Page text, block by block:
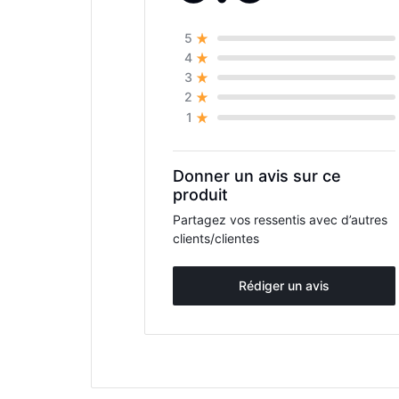
5
4
3
2
1
Donner un avis sur ce
produit
Partagez vos ressentis avec d’autres
clients/clientes
Rédiger un avis